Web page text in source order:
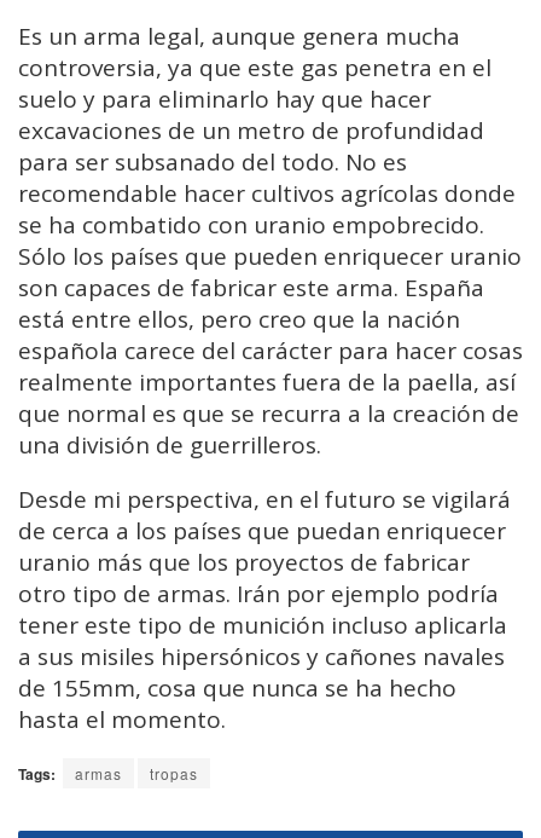
Es un arma legal, aunque genera mucha
controversia, ya que este gas penetra en el
suelo y para eliminarlo hay que hacer
excavaciones de un metro de profundidad
para ser subsanado del todo. No es
recomendable hacer cultivos agrícolas donde
se ha combatido con uranio empobrecido.
Sólo los países que pueden enriquecer uranio
son capaces de fabricar este arma. España
está entre ellos, pero creo que la nación
española carece del carácter para hacer cosas
realmente importantes fuera de la paella, así
que normal es que se recurra a la creación de
una división de guerrilleros.
Desde mi perspectiva, en el futuro se vigilará
de cerca a los países que puedan enriquecer
uranio más que los proyectos de fabricar
otro tipo de armas. Irán por ejemplo podría
tener este tipo de munición incluso aplicarla
a sus misiles hipersónicos y cañones navales
de 155mm, cosa que nunca se ha hecho
hasta el momento.
Tags: armas tropas